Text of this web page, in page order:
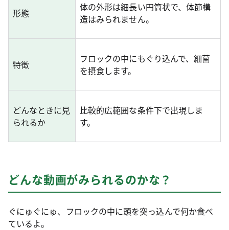
形態
体の外形は細長い円筒状で、体節構
造はみられません。
特徴
フロックの中にもぐり込んで、細菌
を摂食します。
どんなときに見
られるか
比較的広範囲な条件下で出現しま
す。
どんな動画がみられるのかな？
ぐにゅぐにゅ、フロックの中に頭を突っ込んで何か食べ
ているよ。